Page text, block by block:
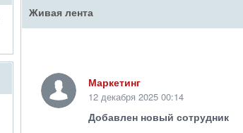
Живая лента
Маркетинг
12 декабря 2025 00:14
Добавлен новый сотрудник